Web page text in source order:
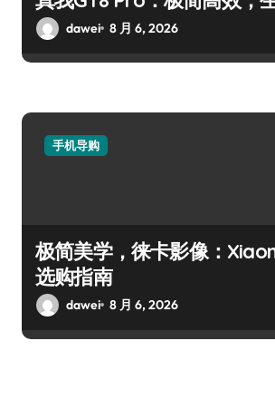
dawei 8 月 6, 2026
手机导购
极简美学，徕卡影像：
选购指南
dawei 8 月 6, 2026